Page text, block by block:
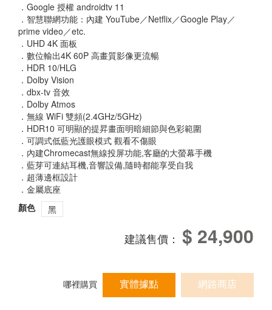
．Google 授權 androidtv 11
．智慧聯網功能：內建 YouTube／Netflix／Google Play／
prime video／etc.
．UHD 4K 面板
．數位輸出4K 60P 高畫質影像更流暢
．HDR 10/HLG
．Dolby Vision
．dbx-tv 音效
．Dolby Atmos
．無線 WiFi 雙頻(2.4GHz/5GHz)
．HDR10 可明顯的提昇畫面明暗細節與色彩範圍
．可調式低藍光護眼模式 觀看不傷眼
．內建Chromecast無線投屏功能,客廳的大螢幕手機
．藍芽可連結耳機,音響設備,隨時都能享受自我
．超薄邊框設計
．金屬底座
顏色
黑
建議售價： $ 24,900
哪裡購買 實體據點 網路商店